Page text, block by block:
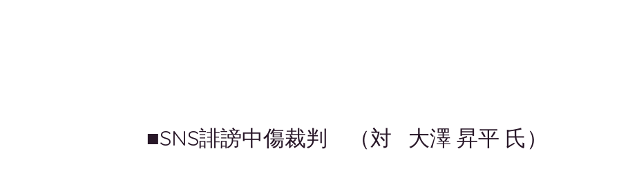
​■SNS誹謗中傷裁判 （対 大澤 昇平 氏）